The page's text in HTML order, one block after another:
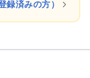
録済みの方）